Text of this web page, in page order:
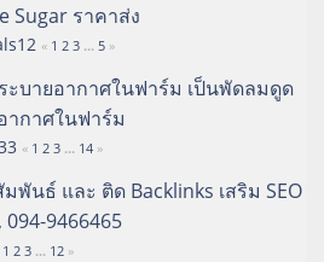
Sugar ราคาส่ง
« 1 2 3 ... 5 »
บายอากาศในฟาร์ม เป็นพัดลมดูด
ากาศในฟาร์ม
« 1 2 3 ... 14 »
พันธ์ และ ติด Backlinks เสริม SEO
9466465
1 2 3 ... 12 »